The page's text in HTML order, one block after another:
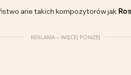
arie takich kompozytorów jak
REKLAMA – WIĘCEJ PONIŻEJ